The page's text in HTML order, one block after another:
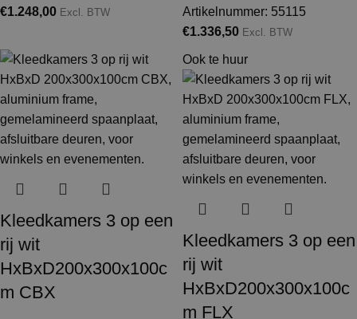
€1.248,00 Excl. BTW
Artikelnummer: 55115
€1.336,50 Excl. BTW
Kleedkamers 3 op een
rij wit
HxBxD200x300x100c
m CBX
Ook te huur
Kleedkamers 3 op een
rij wit
HxBxD200x300x100c
m FLX